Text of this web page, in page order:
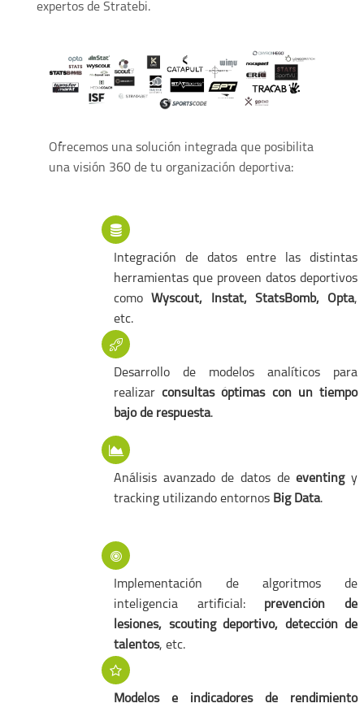
expertos de Stratebi.
Ofrecemos una solución integrada que posibilita
una visión 360 de tu organización deportiva:
Integración de datos entre las distintas
herramientas que proveen datos deportivos
comoWyscout, Instat, StatsBomb, Opta,
etc.
Desarrollo de modelos analíticos para
realizar consultas óptimas con un tiempo
bajo de respuesta.
Análisis avanzado de datos deeventingy
tracking utilizando entornos Big Data.
Implementación de algoritmos de
inteligencia artificial: prevención de
lesiones, scouting deportivo, detección de
talentos, etc.
Modelos e indicadores de rendimiento